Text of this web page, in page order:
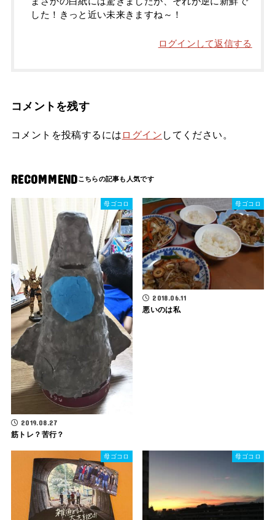
した！きっと近い未来きますね～！
ログインして返信する
コメントを残す
コメントを投稿するには ログイン してください。
RECOMMEND
母ゴコロ
2019.08.27
筋トレ？苦行？
母ゴコロ
2018.06.11
悪いのは私
母ゴコロ 母ゴコロ